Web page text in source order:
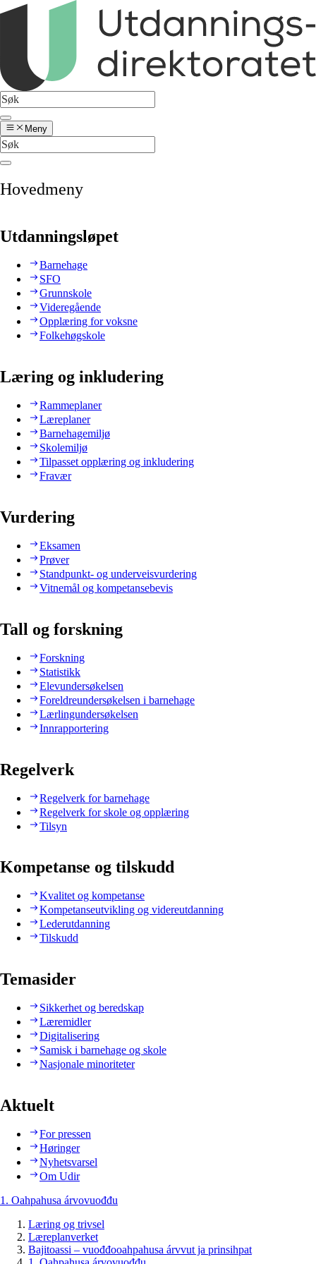
Meny
Hovedmeny
Utdanningsløpet
Barnehage
SFO
Grunnskole
Videregående
Opplæring for voksne
Folkehøgskole
Læring og inkludering
Rammeplaner
Læreplaner
Barnehagemiljø
Skolemiljø
Tilpasset opplæring og inkludering
Fravær
Vurdering
Eksamen
Prøver
Standpunkt- og underveisvurdering
Vitnemål og kompetansebevis
Tall og forskning
Forskning
Statistikk
Elevundersøkelsen
Foreldreundersøkelsen i barnehage
Lærlingundersøkelsen
Innrapportering
Regelverk
Regelverk for barnehage
Regelverk for skole og opplæring
Tilsyn
Kompetanse og tilskudd
Kvalitet og kompetanse
Kompetanseutvikling og videreutdanning
Lederutdanning
Tilskudd
Temasider
Sikkerhet og beredskap
Læremidler
Digitalisering
Samisk i barnehage og skole
Nasjonale minoriteter
Aktuelt
For pressen
Høringer
Nyhetsvarsel
Om Udir
1. Oahpahusa árvovuođđu
Læring og trivsel
Læreplanverket
Bajitoassi – vuođđooahpahusa árvvut ja prinsihpat